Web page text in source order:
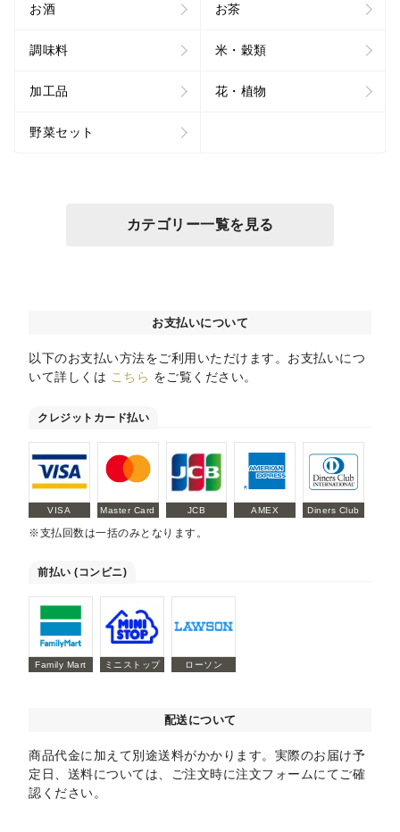
お酒 お茶
調味料 米・穀類
加工品 花・植物
野菜セット
カテゴリー一覧を見る
お支払いについて
以下のお支払い方法をご利用いただけます。お支払いにつ
いて詳しくは こちら をご覧ください。
クレジットカード払い
VISA Master Card JCB AMEX Diners Club
※支払回数は一括のみとなります。
前払い (コンビニ)
Family Mart ミニストップ ローソン
配送について
商品代金に加えて別途送料がかかります。実際のお届け予
定日、送料については、ご注文時に注文フォームにてご確
認ください。